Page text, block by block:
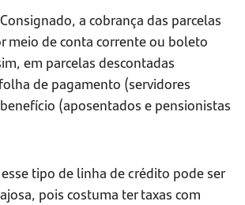
a cobrança das parcelas
meio de conta corrente ou boleto
em parcelas descontadas
de pagamento (servidores
(aposentados e pensionistas
tipo de linha de crédito pode ser
pois costuma ter taxas com